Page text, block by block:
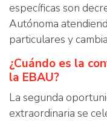
específicas son
Autónoma
particulares y
¿Cuándo es la
la EBAU?
La segunda
extraordinaria se